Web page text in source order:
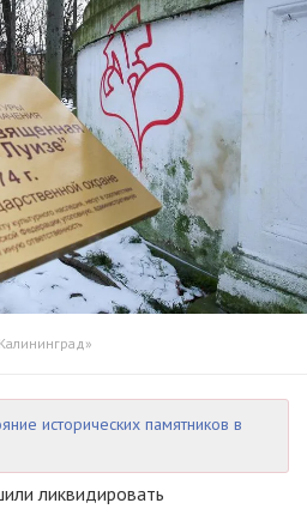
исторических памятников в
ликвидировать